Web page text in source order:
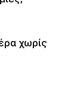
χωρίς